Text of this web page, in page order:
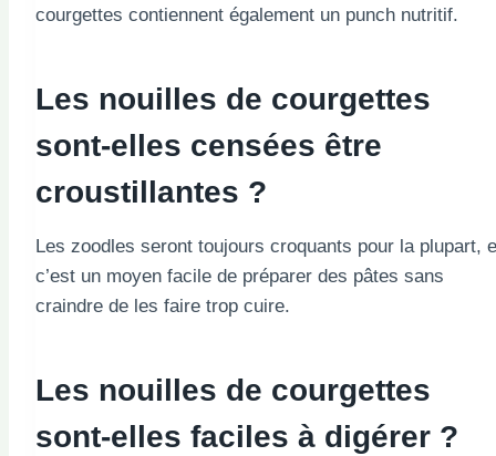
courgettes contiennent également un punch nutritif.
Les nouilles de courgettes
sont-elles censées être
croustillantes ?
Les zoodles seront toujours croquants pour la plupart,
c’est un moyen facile de préparer des pâtes sans
craindre de les faire trop cuire.
Les nouilles de courgettes
sont-elles faciles à digérer ?